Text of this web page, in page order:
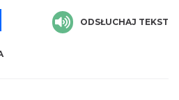
ODSŁUCHAJ TEKST